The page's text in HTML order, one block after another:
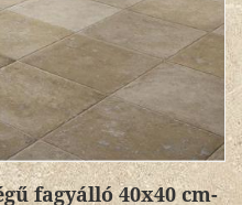
fagyálló 40x40 cm-